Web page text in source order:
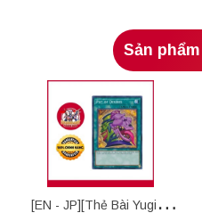
Sản
[EN - JP][Thẻ Bài Yugioh